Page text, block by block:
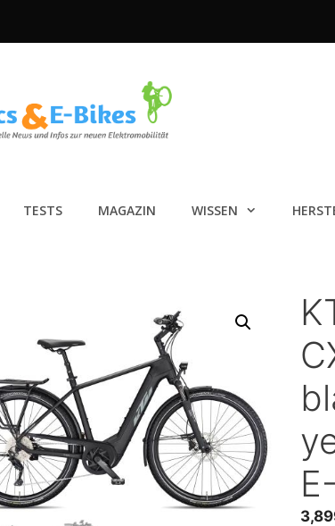
TESTS MAGAZIN WISSEN